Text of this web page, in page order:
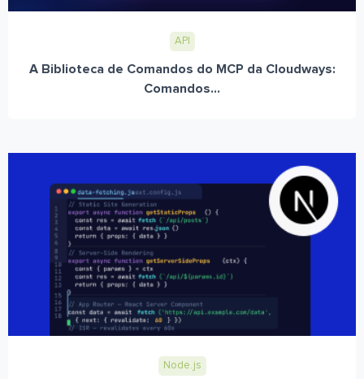
API
A Biblioteca de Comandos do MCP da Cloudways:
Comandos...
Node.js